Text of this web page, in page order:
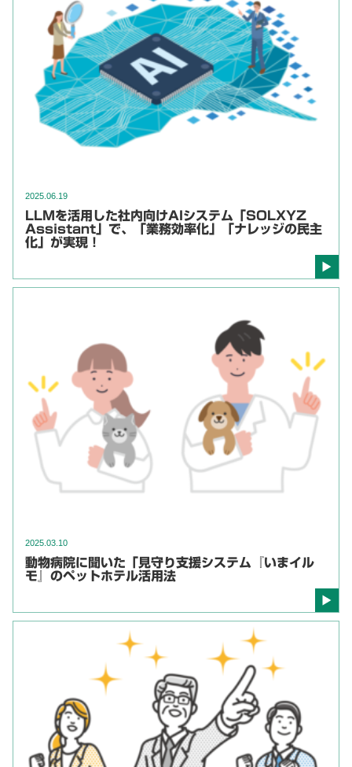
2025.06.19
LLMを活用した社内向けAIシステム「SOLXYZ
Assistant」で、「業務効率化」「ナレッジの民主
化」が実現！
2025.03.10
動物病院に聞いた「見守り支援システム『いまイル
モ』のペットホテル活用法